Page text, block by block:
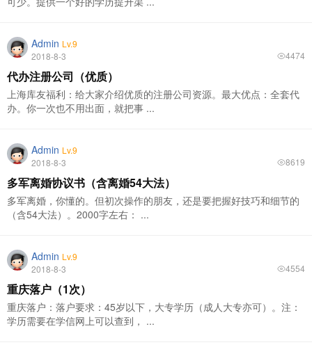
Admin Lv.9
2018-8-3
4474
代办注册公司（优质）
上海库友福利：给大家介绍优质的注册公司资源。最大优点：全套代
办。你一次也不用出面，就把事 ...
Admin Lv.9
2018-8-3
8619
多军离婚协议书（含离婚54大法）
多军离婚，你懂的。但初次操作的朋友，还是要把握好技巧和细节的
（含54大法）。2000字左右： ...
Admin Lv.9
2018-8-3
4554
重庆落户（1次）
重庆落户：落户要求：45岁以下，大专学历（成人大专亦可）。注：
学历需要在学信网上可以查到， ...